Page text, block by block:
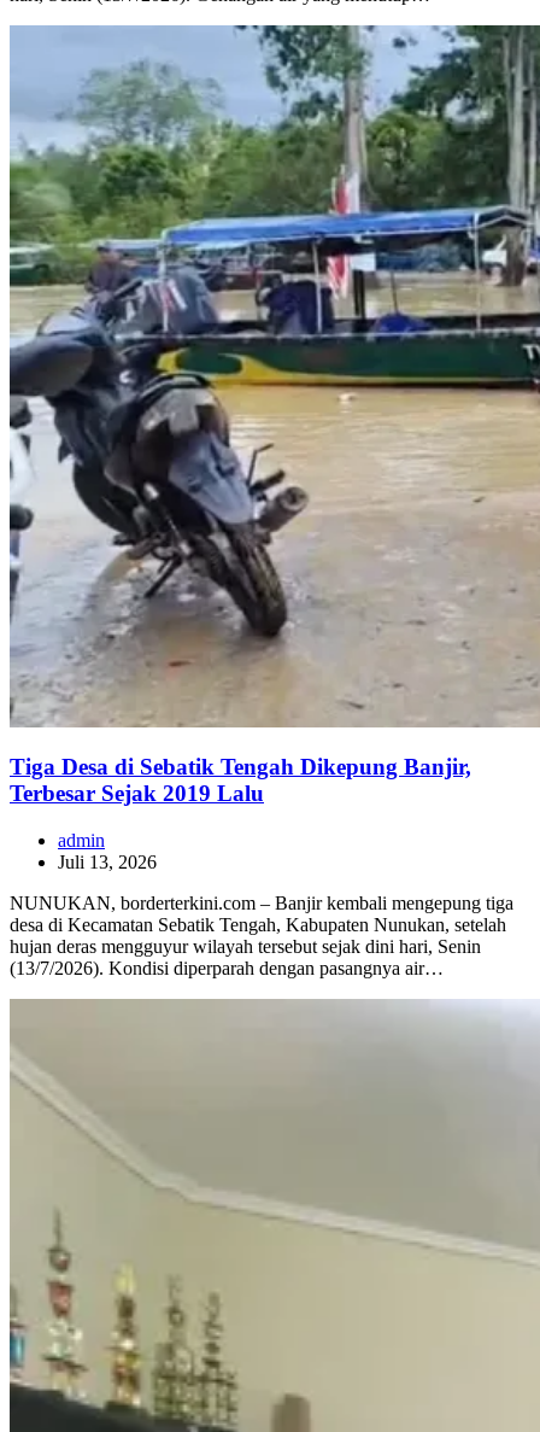
Tiga Desa di Sebatik Tengah Dikepung Banjir,
Terbesar Sejak 2019 Lalu
admin
Juli 13, 2026
NUNUKAN, borderterkini.com – Banjir kembali mengepung tiga
desa di Kecamatan Sebatik Tengah, Kabupaten Nunukan, setelah
hujan deras mengguyur wilayah tersebut sejak dini hari, Senin
(13/7/2026). Kondisi diperparah dengan pasangnya air…